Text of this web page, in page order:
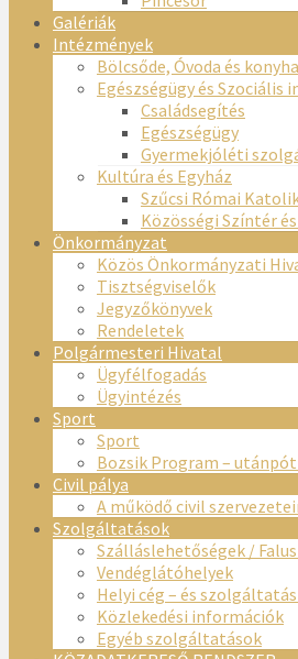
Galériák
Intézmények
Bölcsőde, Óvoda és
Egészségügy és Szociális
Családsegítés
Egészségügy
Gyermekjóléti
Kultúra és Egyház
Szűcsi Római
Közösségi Színtér
Önkormányzat
Közös Önkormányzati
Tisztségviselők
Jegyzőkönyvek
Rendeletek
Polgármesteri Hivatal
Ügyfélfogadás
Ügyintézés
Sport
Sport
Bozsik Program –
Civil pálya
A működő civil
Szolgáltatások
Szálláslehetőségek /
Vendéglátóhelyek
Helyi cég – és
Közlekedési információk
Egyéb szolgáltatások